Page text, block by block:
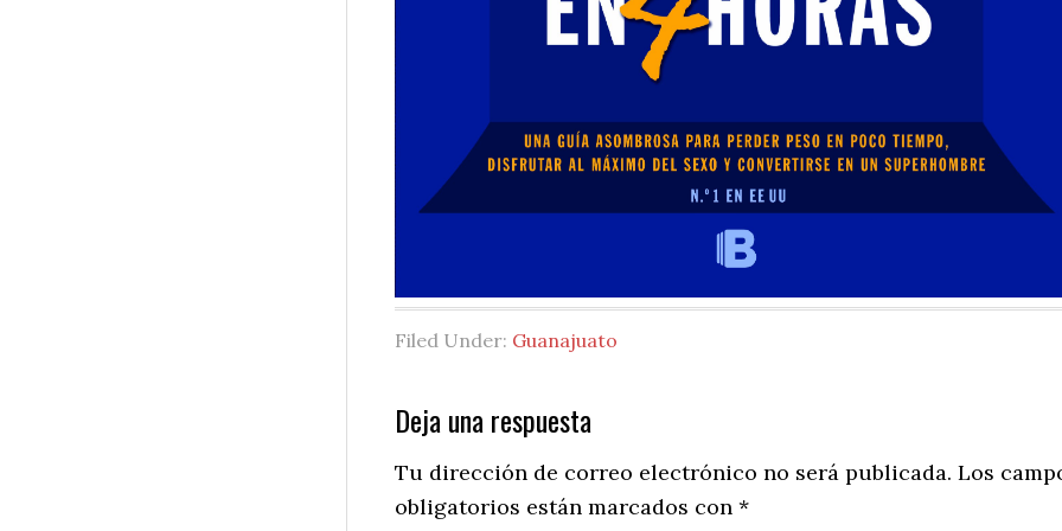
Filed Under: Guanajuato
Reader
Interactions
Deja una respuesta
Tu dirección de correo electrónico no será publicada. Los
obligatorios están marcados con *